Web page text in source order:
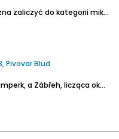
Mini browar Rychtik śmiało można zaliczyć do kategorii mikrusów. Browarek znajduje się w ogrodzie domu rodzinnego w nowo wybudowanym budynku.
Pivovar Blud
Leżąca pomiędzy miastami Šumperk, a Zábřeh, licząca około 3k mieszkańców miejscowość Bludov wiosną tego roku dołączyła do listy czeskich miast posiadających browar. Poza tym do turystycznych atrakcji miasta można zaliczyć Łaźnie Bludov, kąpielisko Vlčí Důl oraz zamek Žerotín,...